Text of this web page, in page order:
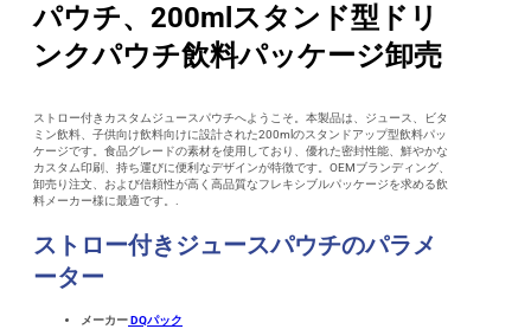
パウチ、200mlスタンド型ドリ
ンクパウチ飲料パッケージ卸売
ストロー付きカスタムジュースパウチへようこそ。本製品は、ジュース、ビタ
ミン飲料、子供向け飲料向けに設計された200mlのスタンドアップ型飲料パッ
ケージです。食品グレードの素材を使用しており、優れた密封性能、鮮やかな
カスタム印刷、持ち運びに便利なデザインが特徴です。OEMブランディング、
卸売り注文、および信頼性が高く高品質なフレキシブルパッケージを求める飲
料メーカー様に最適です。.
ストロー付きジュースパウチのパラメ
ーター
メーカーDQパック